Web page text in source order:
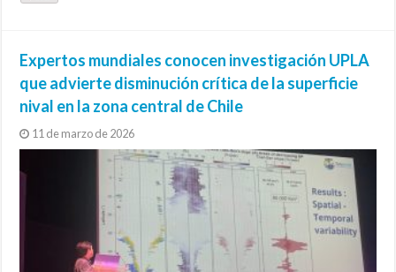
Expertos mundiales conocen investigación UPLA
que advierte disminución crítica de la superficie
nival en la zona central de Chile
11 de marzo de 2026